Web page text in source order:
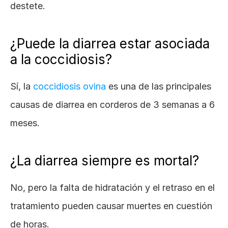
destete.
¿Puede la diarrea estar asociada
a la coccidiosis?
Sí, la coccidiosis ovina es una de las principales
causas de diarrea en corderos de 3 semanas a 6
meses.
¿La diarrea siempre es mortal?
No, pero la falta de hidratación y el retraso en el
tratamiento pueden causar muertes en cuestión
de horas.